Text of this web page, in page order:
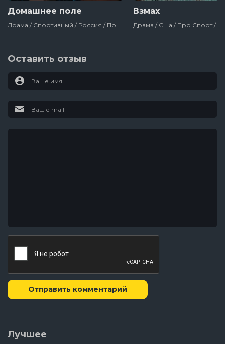
Домашнее поле Взмах
Оставить отзыв
Отправить комментарий
Лучшее